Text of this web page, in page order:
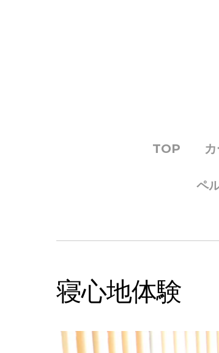
TOP
ペ
寝心地体験